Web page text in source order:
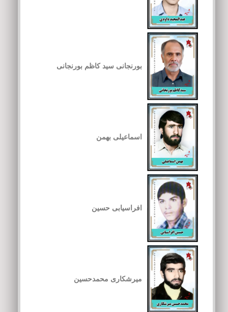
بورنجانی سید کاظم بورنجانی
اسماعیلی بهمن
افراسیابی حسین
میرشکاری محمدحسین